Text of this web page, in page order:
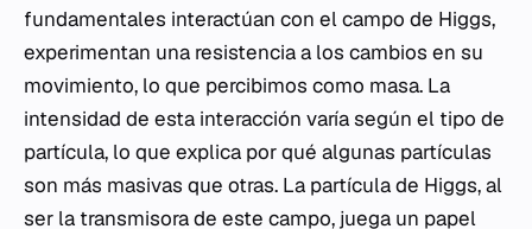
fundamentales interactúan con el campo de Higgs,
experimentan una resistencia a los cambios en su
movimiento, lo que percibimos como masa. La
intensidad de esta interacción varía según el tipo de
partícula, lo que explica por qué algunas partículas
son más masivas que otras. La partícula de Higgs, al
ser la transmisora de este campo, juega un papel